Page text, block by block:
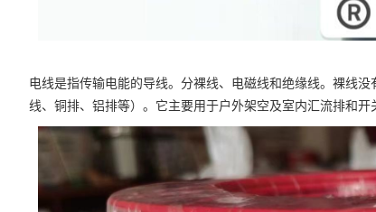
电线是指传输电能的导线。分裸线、电磁线和绝缘线。裸线
线、铜排、铝排等）。它主要用于户外架空及室内汇流排和开